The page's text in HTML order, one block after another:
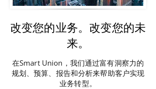
改变您的业务。改变您的未
来。
在Smart Union，我们通过富有洞察力的
规划、预算、报告和分析来帮助客户实现
业务转型。